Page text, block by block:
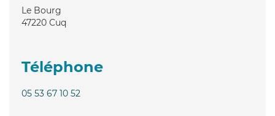
Le Bourg
47220 Cuq
Téléphone
05 53 67 10 52